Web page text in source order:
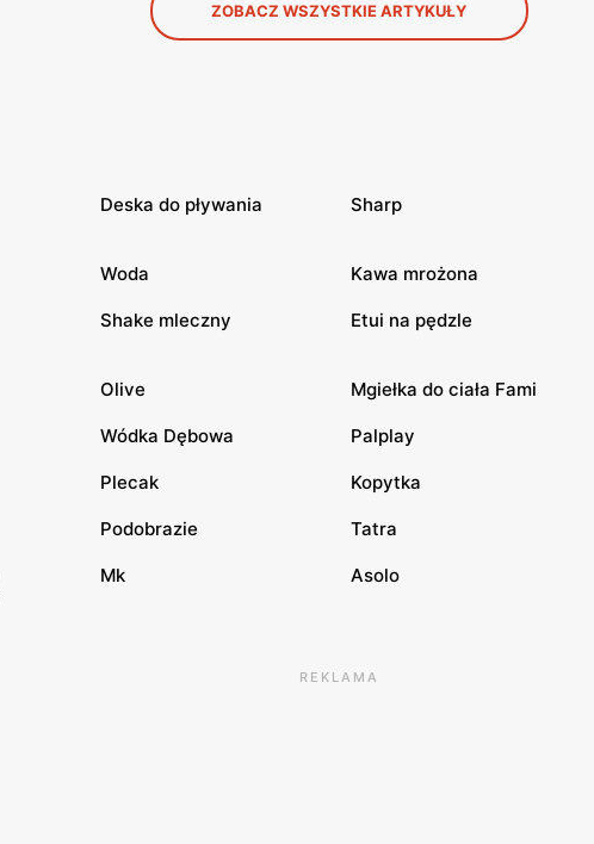
ZOBACZ WSZYSTKIE ARTYKUŁY
Deska do pływania Sharp
Woda Kawa mrożona
Shake mleczny Etui na pędzle
Olive Mgiełka do ciała Fami
Wódka Dębowa Palplay
Plecak Kopytka
Podobrazie Tatra
Mk Asolo
REKLAMA